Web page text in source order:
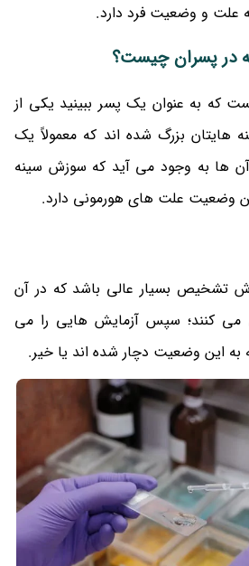
و وضعیت فرد دارد.
در پسران چیست؟
که به عنوان یک پسر ببینید یکی از
هایتان بزرگ شده اند که معمولاً یک
ها به وجود می آید که سوزش سینه
وضعیت علت های هورمونی دارد.
تشخیص بسیار عالی باشد که در آن
می کنند؛ سپس آزمایش‌ هایی را می‌
به این وضعیت دچار شده اند یا خیر.